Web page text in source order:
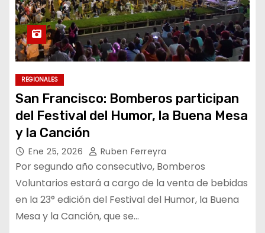
REGIONALES
San Francisco: Bomberos participan
del Festival del Humor, la Buena Mesa
y la Canción
Ene 25, 2026 Ruben Ferreyra
Por segundo año consecutivo, Bomberos
Voluntarios estará a cargo de la venta de bebidas
en la 23° edición del Festival del Humor, la Buena
Mesa y la Canción, que se…